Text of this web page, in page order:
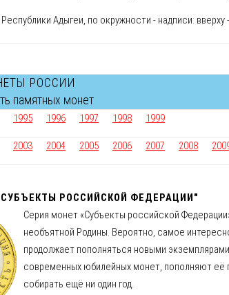
Республики Адыгеи, по окружности - надписи:
РОССИИ
памятных монет
1995 1996 1997 1998 1999
2003 2004 2005 2006 2007 2008
РОССИЙСКОЙ ФЕДЕРАЦИИ"
Серия монет «Субъекты российской
необъятной Родины. Вероятно, самое
продолжает пополняться новыми
современных юбилейных монет, пополняют её
собирать ещё ни один год.